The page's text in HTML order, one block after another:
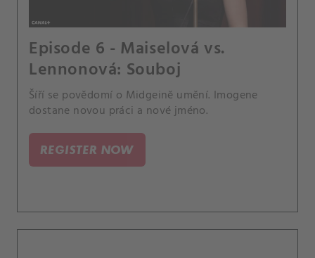
Episode 6 - Maiselová vs.
Lennonová: Souboj
Šíří se povědomí o Midgeině umění. Imogene
dostane novou práci a nové jméno.
REGISTER NOW